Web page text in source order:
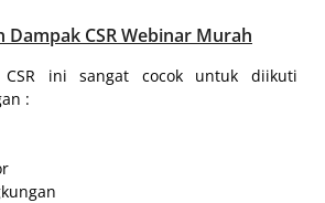
Dampak CSR Webinar Murah
CSR ini sangat cocok untuk diikuti
: